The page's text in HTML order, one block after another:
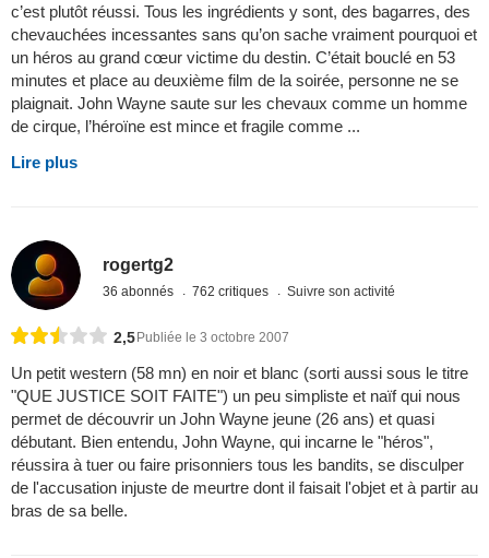
c’est plutôt réussi. Tous les ingrédients y sont, des bagarres, des
chevauchées incessantes sans qu’on sache vraiment pourquoi et
un héros au grand cœur victime du destin. C’était bouclé en 53
minutes et place au deuxième film de la soirée, personne ne se
plaignait. John Wayne saute sur les chevaux comme un homme
de cirque, l’héroïne est mince et fragile comme ...
Lire plus
rogertg2
36 abonnés 762 critiques Suivre son activité
2,5 Publiée le 3 octobre 2007
Un petit western (58 mn) en noir et blanc (sorti aussi sous le titre
"QUE JUSTICE SOIT FAITE") un peu simpliste et naïf qui nous
permet de découvrir un John Wayne jeune (26 ans) et quasi
débutant. Bien entendu, John Wayne, qui incarne le "héros",
réussira à tuer ou faire prisonniers tous les bandits, se disculper
de l'accusation injuste de meurtre dont il faisait l'objet et à partir au
bras de sa belle.